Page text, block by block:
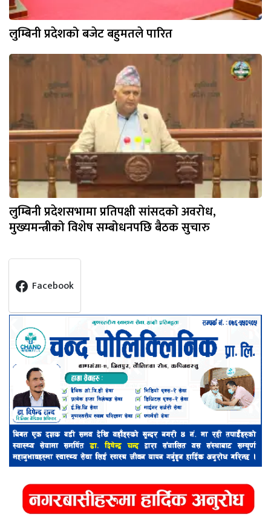
लुम्बिनी प्रदेशको बजेट बहुमतले पारित
लुम्बिनी प्रदेशसभामा प्रतिपक्षी सांसदको अवरोध,
मुख्यमन्त्रीको विशेष सम्बोधनपछि बैठक सुचारु
Facebook